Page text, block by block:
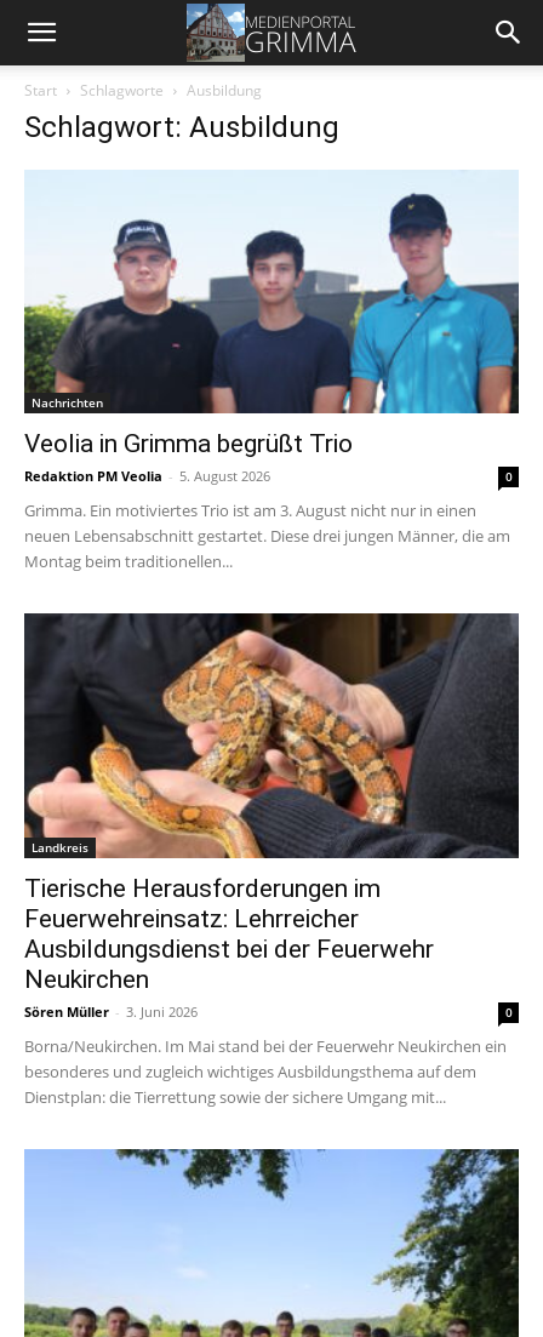
Start Schlagworte Ausbildung
Schlagwort: Ausbildung
Nachrichten
Veolia in Grimma begrüßt Trio
Redaktion PM Veolia - 5. August 2026 0
Grimma. Ein motiviertes Trio ist am 3. August nicht nur in einen
neuen Lebensabschnitt gestartet. Diese drei jungen Männer, die am
Montag beim traditionellen...
Landkreis
Tierische Herausforderungen im
Feuerwehreinsatz: Lehrreicher
Ausbildungsdienst bei der Feuerwehr
Neukirchen
Sören Müller - 3. Juni 2026 0
Borna/Neukirchen. Im Mai stand bei der Feuerwehr Neukirchen ein
besonderes und zugleich wichtiges Ausbildungsthema auf dem
Dienstplan: die Tierrettung sowie der sichere Umgang mit...